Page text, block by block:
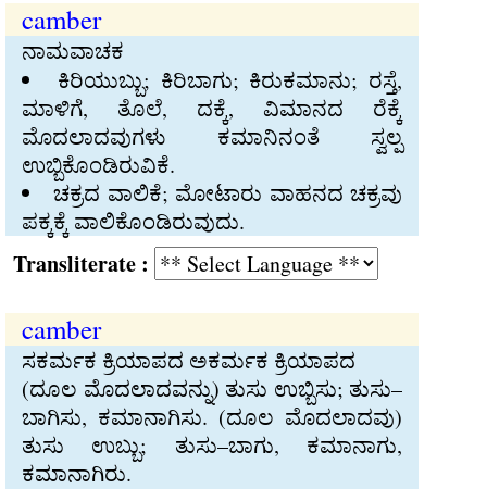
camber
ನಾಮವಾಚಕ
ಕಿರಿಯುಬ್ಬು; ಕಿರಿಬಾಗು; ಕಿರುಕಮಾನು; ರಸ್ತೆ,
ಮಾಳಿಗೆ, ತೊಲೆ, ದಕ್ಕೆ, ವಿಮಾನದ ರೆಕ್ಕೆ
ಮೊದಲಾದವುಗಳು ಕಮಾನಿನಂತೆ ಸ್ವಲ್ಪ
ಉಬ್ಬಿಕೊಂಡಿರುವಿಕೆ.
ಚಕ್ರದ ವಾಲಿಕೆ; ಮೋಟಾರು ವಾಹನದ ಚಕ್ರವು
ಪಕ್ಕಕ್ಕೆ ವಾಲಿಕೊಂಡಿರುವುದು.
:
camber
ಸಕರ್ಮಕ ಕ್ರಿಯಾಪದ ಅಕರ್ಮಕ ಕ್ರಿಯಾಪದ
(ದೂಲ ಮೊದಲಾದವನ್ನು) ತುಸು ಉಬ್ಬಿಸು; ತುಸು–
ಬಾಗಿಸು, ಕಮಾನಾಗಿಸು. (ದೂಲ ಮೊದಲಾದವು)
ತುಸು ಉಬ್ಬು; ತುಸು–ಬಾಗು, ಕಮಾನಾಗು,
ಕಮಾನಾಗಿರು.